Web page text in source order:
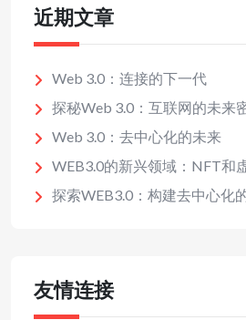
近期文章
Web 3.0：连接的下一代
探秘Web 3.0：互联网的未来
Web 3.0：去中心化的未来
WEB3.0的新兴领域：NFT和
探索WEB3.0：构建去中心化
友情连接